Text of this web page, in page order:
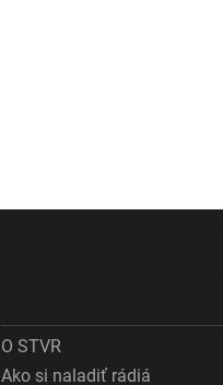
O STVR
Ako si naladiť rádiá